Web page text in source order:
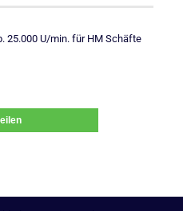
25.000 U/min. für HM Schäfte